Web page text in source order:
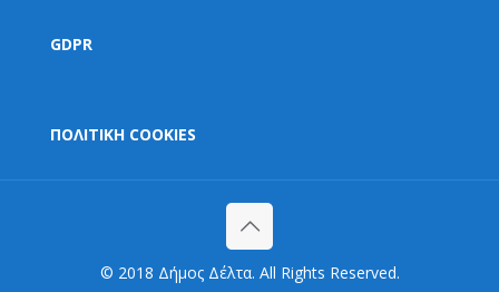
GDPR
ΠΟΛΙΤΙΚΗ COOKIES
© 2018 Δήμος Δέλτα. All Rights Reserved.